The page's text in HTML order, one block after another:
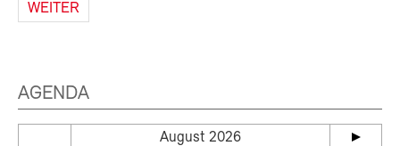
WEITER
AGENDA
August 2026